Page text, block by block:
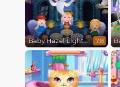
Baby Hazel Lighthouse Adventure 7.8